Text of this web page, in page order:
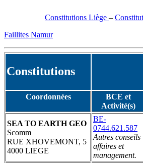
Constitutions Liège –
Faillites Namur
Constitutions
Coordonnées
BCE et
Activité(s)
SEA TO EARTH GEO
Scomm
RUE XHOVEMONT, 5
4000 LIEGE
BE-
0744.621.587
Autres conseils
affaires et
management.